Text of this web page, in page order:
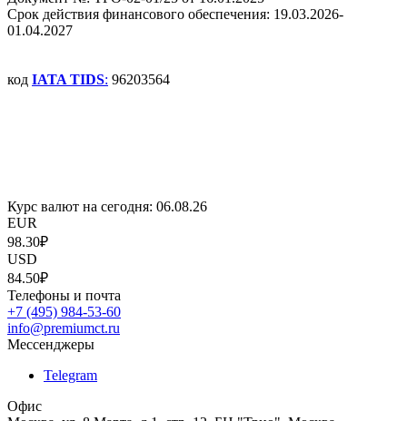
Срок действия финансового обеспечения: 19.03.2026-
01.04.2027
код IATA TIDS: 96203564
Курс валют на сегодня: 06.08.26
EUR
98.30₽
USD
84.50₽
Телефоны и почта
+7 (495) 984-53-60
info@premiumct.ru
Мессенджеры
Telegram
Офис